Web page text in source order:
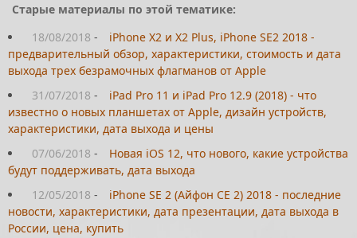
Старые материалы по этой тематике:
18/08/2018 -
iPhone X2 и X2 Plus, iPhone SE2 2018 -
предварительный обзор, характеристики, стоимость и дата
выхода трех безрамочных флагманов от Apple
31/07/2018 -
iPad Pro 11 и iPad Pro 12.9 (2018) - что
известно о новых планшетах от Apple, дизайн устройств,
характеристики, дата выхода и цены
07/06/2018 -
Новая iOS 12, что нового, какие устройства
будут поддерживать, дата выхода
12/05/2018 -
iPhone SE 2 (Айфон СЕ 2) 2018 - последние
новости, характеристики, дата презентации, дата выхода в
России, цена, купить